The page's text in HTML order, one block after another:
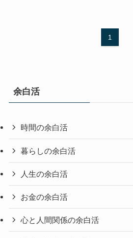
1
余白活
時間の余白活
暮らしの余白活
人生の余白活
お金の余白活
心と人間関係の余白活